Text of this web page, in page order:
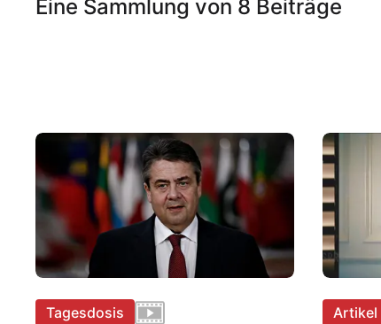
Eine Sammlung von 8 Beiträge
Tagesdosis Artikel